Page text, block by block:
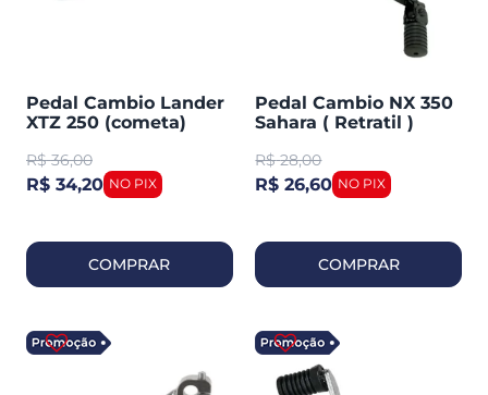
Pedal Cambio Lander
XTZ 250 (cometa)
R$ 36,00
R$ 34,20
COMPRAR
Pedal Cambio NX 350
Sahara ( Retratil )
R$ 28,00
R$ 26,60
COMPRAR